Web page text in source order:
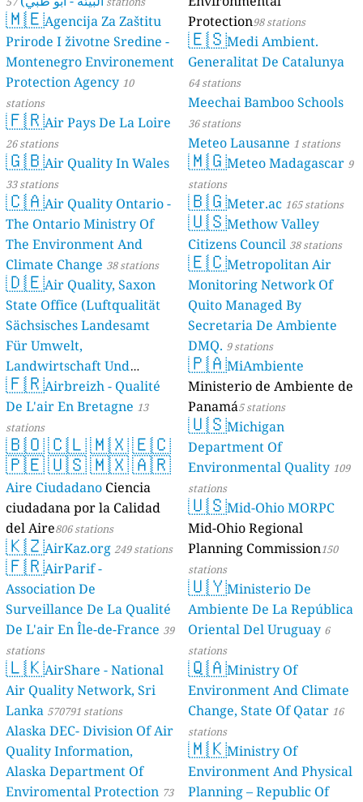
🇲🇪Agencija Za Zaštitu
Prirode I životne Sredine -
Montenegro Environement
Protection Agency 10
stations
🇫🇷Air Pays De La Loire
26 stations
🇬🇧Air Quality In Wales
33 stations
🇨🇦Air Quality Ontario -
The Ontario Ministry Of
The Environment And
Climate Change 38 stations
🇩🇪Air Quality, Saxon
State Office (Luftqualität
Sächsisches Landesamt
Für Umwelt,
Landwirtschaft Und
Geologie) 50 stations
🇫🇷Airbreizh - Qualité
De L'air En Bretagne 13
stations
🇧🇴🇨🇱🇲🇽🇪🇨
🇵🇪🇺🇸🇲🇽🇦🇷
Aire Ciudadano Ciencia
ciudadana por la Calidad
del Aire806 stations
🇰🇿AirKaz.org 249 stations
🇫🇷AirParif -
Association De
Surveillance De La Qualité
De L'air En Île-de-France 39
stations
🇱🇰AirShare - National
Air Quality Network, Sri
Lanka 570791 stations
Alaska DEC- Division Of Air
Quality Information,
Alaska Department Of
Enviromental Protection 73
Protection98 stations
🇪🇸Medi Ambient.
Generalitat De Catalunya
64 stations
Meechai Bamboo Schools
36 stations
Meteo Lausanne 1 stations
🇲🇬Meteo Madagascar 9
stations
🇧🇬Meter.ac 165 stations
🇺🇸Methow Valley
Citizens Council 38 stations
🇪🇨Metropolitan Air
Monitoring Network Of
Quito Managed By
Secretaria De Ambiente
DMQ. 9 stations
🇵🇦MiAmbiente
Ministerio de Ambiente de
Panamá5 stations
🇺🇸Michigan
Department Of
Environmental Quality 109
stations
🇺🇸Mid-Ohio MORPC
Mid-Ohio Regional
Planning Commission150
stations
🇺🇾Ministerio De
Ambiente De La República
Oriental Del Uruguay 6
stations
🇶🇦Ministry Of
Environment And Climate
Change, State Of Qatar 16
stations
🇲🇰Ministry Of
Environment And Physical
Planning – Republic Of